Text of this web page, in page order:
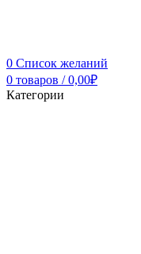
0 Список желаний
0 товаров / 0,00₽
Категории